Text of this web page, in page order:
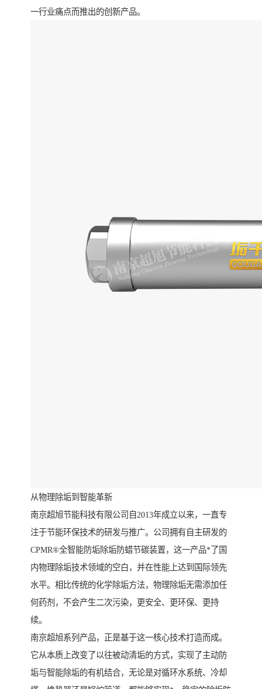
一行业痛点而推出的创新产品。
从物理除垢到智能革新
南京超旭节能科技有限公司自2013年成立以来，一直专
注于节能环保技术的研发与推广。公司拥有自主研发的
CPMR®全智能防垢除垢防蜡节碳装置，这一产品*了国
内物理除垢技术领域的空白，并在性能上达到国际领先
水平。相比传统的化学除垢方法，物理除垢无需添加任
何药剂，不会产生二次污染，更安全、更环保、更持
续。
南京超旭系列产品，正是基于这一核心技术打造而成。
它从本质上改变了以往被动清垢的方式，实现了主动防
垢与智能除垢的有机结合，无论是对循环水系统、冷却